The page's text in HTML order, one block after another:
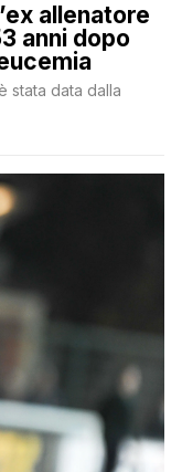
allenatore
anni dopo
stata data dalla